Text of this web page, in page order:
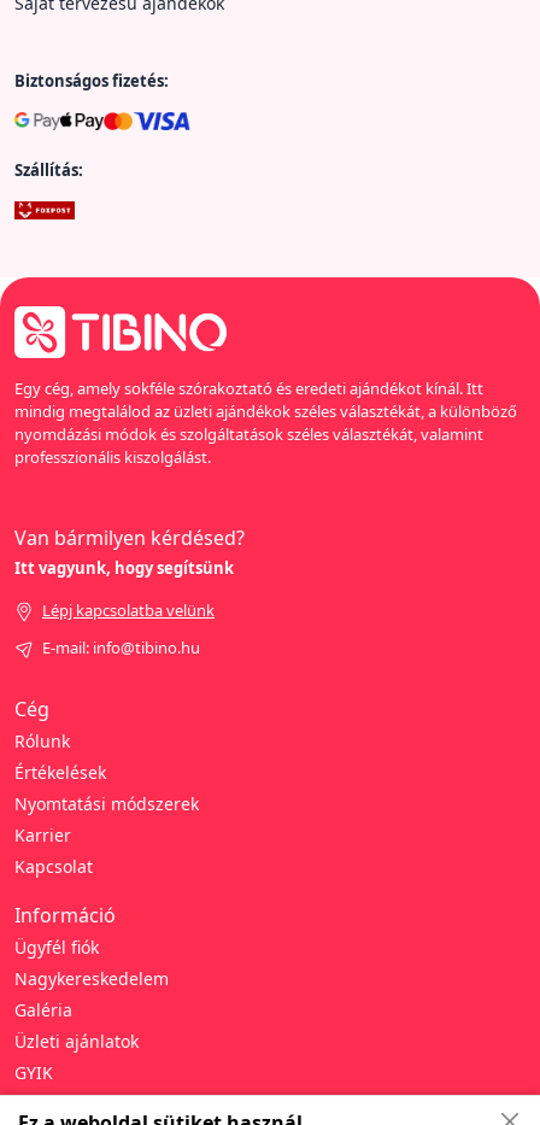
Biztonságos fizetés:
Szállítás:
Egy cég, amely sokféle szórakoztató és eredeti ajándékot kínál. Itt
mindig megtalálod az üzleti ajándékok széles választékát, a különböző
nyomdázási módok és szolgáltatások széles választékát, valamint
professzionális kiszolgálást.
Cég
Rólunk
Értékelések
Nyomtatási módszerek
Karrier
Kapcsolat
Információ
Ügyfél fiók
Nagykereskedelem
Galéria
Üzleti ajánlatok
GYIK
Van bármilyen kérdésed?
Itt vagyunk, hogy segítsünk
Lépj kapcsolatba velünk
E-mail: info@tibino.hu